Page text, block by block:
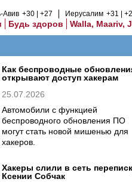
Авив +30 +27 Иерусалим +31
Будь здоров Walla, Maariv,
Как беспроводные
открывают доступ хакерам
25.07.2026
Автомобили с функцией
беспроводного обновления ПО
могут стать новой мишенью для
хакеров.
Хакеры слили в сеть
Ксении Собчак